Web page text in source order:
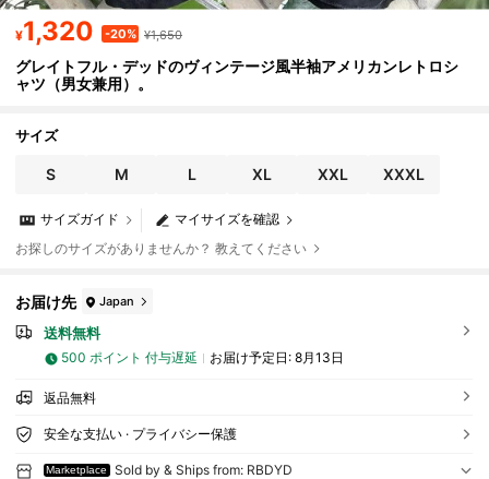
¥1,320 -20% ¥1,650
グレイトフル・デッドのヴィンテージ風半袖アメリカンレトロシ
ャツ（男女兼用）。
サイズ
S M L XL XXL XXXL
マイサイズを確認
サイズガイド
お探しのサイズがありませんか？ 教えてください
お届け先 Japan
送料無料
500 ポイント 付与遅延 お届け予定日: 8月13日
返品無料
安全な支払い · プライバシー保護
Marketplace Sold by & Ships from: RBDYD